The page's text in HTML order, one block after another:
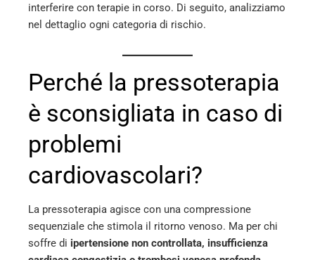
interferire con terapie in corso. Di seguito, analizziamo
nel dettaglio ogni categoria di rischio.
Perché la pressoterapia
è sconsigliata in caso di
problemi
cardiovascolari?
La pressoterapia agisce con una compressione
sequenziale che stimola il ritorno venoso. Ma per chi
soffre di ipertensione non controllata, insufficienza